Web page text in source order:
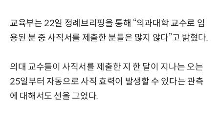
교육부는 22일 정례브리핑을 통해 “의과대학 교수로 임
용된 분 중 사직서를 제출한 분들은 많지 않다”고 밝혔다.
의대 교수들이 사직서를 제출한 지 한 달이 지나는 오는
25일부터 자동으로 사직 효력이 발생할 수 있다는 관측
에 대해서도 선을 그었다.